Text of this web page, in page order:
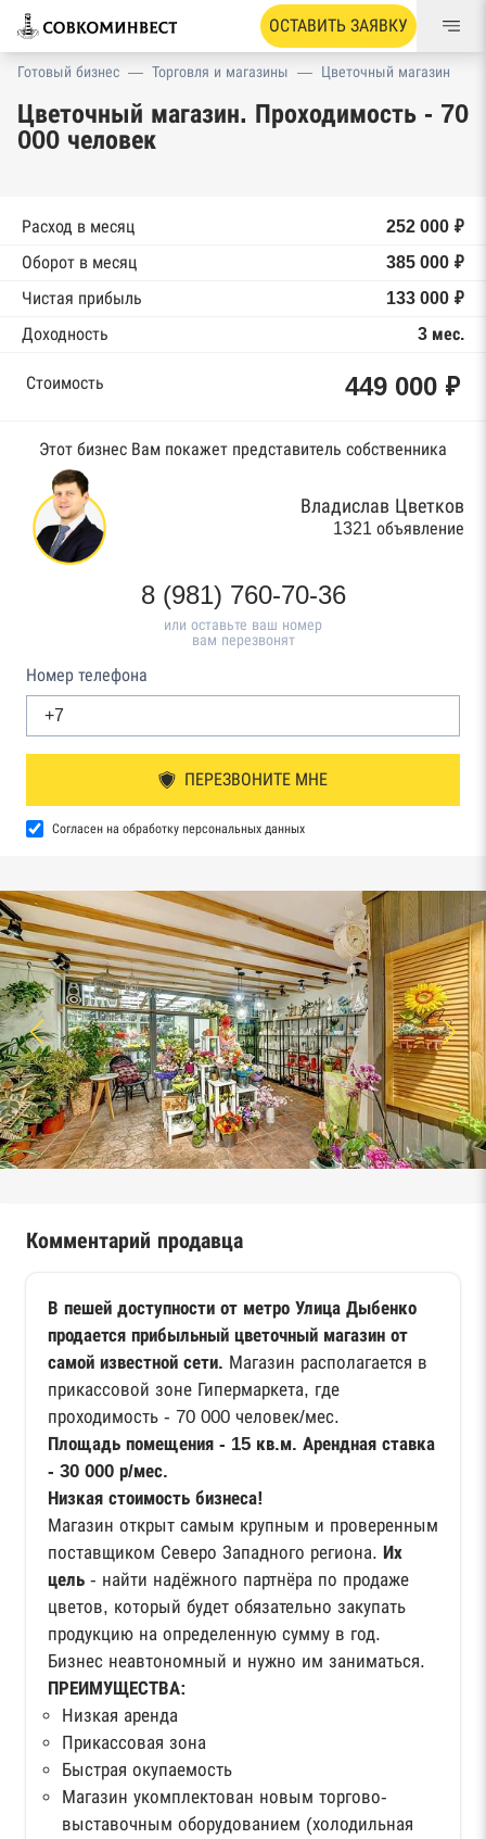
ОСТАВИТЬ ЗАЯВКУ
Готовый бизнес — Торговля и магазины — Цветочный магазин
Цветочный магазин. Проходимость - 70
000 человек
Расход в месяц
252 000 ₽
Оборот в месяц
385 000 ₽
Чистая прибыль
133 000 ₽
Доходность
3 мес.
Стоимость 449 000 ₽
Этот бизнес Вам покажет представитель собственника
Владислав Цветков
1321 объявление
8 (981) 760-70-36
или оставьте ваш номер
вам перезвонят
Номер телефона
ПЕРЕЗВОНИТЕ МНЕ
Согласен на обработку персональных данных
Комментарий продавца
В пешей доступности от метро Улица Дыбенко
продается прибыльный цветочный магазин от
самой известной сети. Магазин располагается в
прикассовой зоне Гипермаркета, где
проходимость - 70 000 человек/мес.
Площадь помещения - 15 кв.м. Арендная ставка
- 30 000 р/мес.
Низкая стоимость бизнеса!
Магазин открыт самым крупным и проверенным
поставщиком Северо Западного региона. Их
цель - найти надёжного партнёра по продаже
цветов, который будет обязательно закупать
продукцию на определенную сумму в год.
Бизнес неавтономный и нужно им заниматься.
ПРЕИМУЩЕСТВА:
Низкая аренда
Прикассовая зона
Быстрая окупаемость
Магазин укомплектован новым торгово-
выставочным оборудованием (холодильная